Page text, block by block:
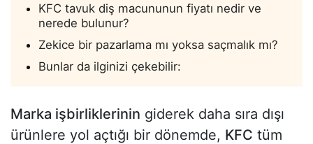
KFC tavuk diş macununun fiyatı nedir ve
nerede bulunur?
Zekice bir pazarlama mı yoksa saçmalık mı?
Bunlar da ilginizi çekebilir:
Marka işbirliklerinin giderek daha sıra dışı
ürünlere yol açtığı bir dönemde, KFC tüm